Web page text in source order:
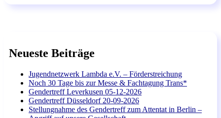
Neueste Beiträge
Jugendnetzwerk Lambda e.V. – Förderstreichung
Noch 30 Tage bis zur Messe & Fachtagung Trans*
Gendertreff Leverkusen 05-12-2026
Gendertreff Düsseldorf 20-09-2026
Stellungnahme des Gendertreff zum Attentat in Berlin –